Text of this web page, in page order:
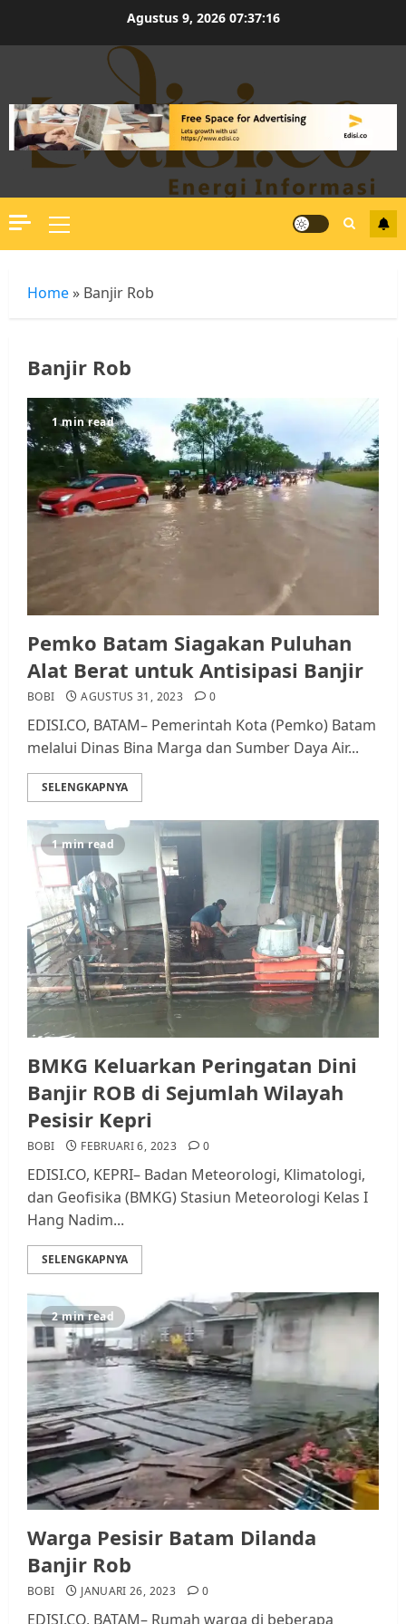
Agustus 9, 2026 07:37:16
Primary
Menu
Home » Banjir Rob
Banjir Rob
1 min read
Pemko Batam Siagakan Puluhan
Alat Berat untuk Antisipasi Banjir
BOBI AGUSTUS 31, 2023 0
EDISI.CO, BATAM– Pemerintah Kota (Pemko) Batam
melalui Dinas Bina Marga dan Sumber Daya Air...
SELENGKAPNYA
1 min read
BMKG Keluarkan Peringatan Dini
Banjir ROB di Sejumlah Wilayah
Pesisir Kepri
BOBI FEBRUARI 6, 2023 0
EDISI.CO, KEPRI– Badan Meteorologi, Klimatologi,
dan Geofisika (BMKG) Stasiun Meteorologi Kelas I
Hang Nadim...
SELENGKAPNYA
2 min read
Warga Pesisir Batam Dilanda
Banjir Rob
BOBI JANUARI 26, 2023 0
EDISI.CO, BATAM– Rumah warga di beberapa